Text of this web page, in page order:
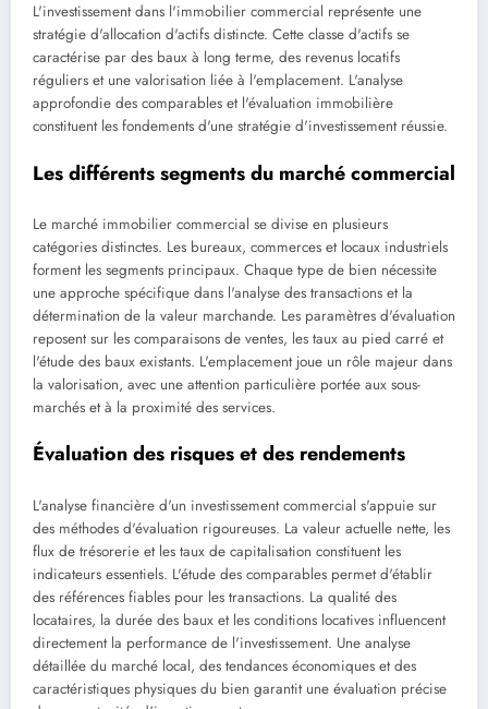
L'investissement dans l'immobilier commercial représente une
stratégie d'allocation d'actifs distincte. Cette classe d'actifs se
caractérise par des baux à long terme, des revenus locatifs
réguliers et une valorisation liée à l'emplacement. L'analyse
approfondie des comparables et l'évaluation immobilière
constituent les fondements d'une stratégie d'investissement réussie.
Les différents segments du marché commercial
Le marché immobilier commercial se divise en plusieurs
catégories distinctes. Les bureaux, commerces et locaux industriels
forment les segments principaux. Chaque type de bien nécessite
une approche spécifique dans l'analyse des transactions et la
détermination de la valeur marchande. Les paramètres d'évaluation
reposent sur les comparaisons de ventes, les taux au pied carré et
l'étude des baux existants. L'emplacement joue un rôle majeur dans
la valorisation, avec une attention particulière portée aux sous-
marchés et à la proximité des services.
Évaluation des risques et des rendements
L'analyse financière d'un investissement commercial s'appuie sur
des méthodes d'évaluation rigoureuses. La valeur actuelle nette, les
flux de trésorerie et les taux de capitalisation constituent les
indicateurs essentiels. L'étude des comparables permet d'établir
des références fiables pour les transactions. La qualité des
locataires, la durée des baux et les conditions locatives influencent
directement la performance de l'investissement. Une analyse
détaillée du marché local, des tendances économiques et des
caractéristiques physiques du bien garantit une évaluation précise